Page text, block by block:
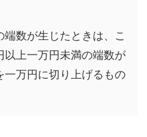
数が生じたときは、こ
以上一万円未満の端数が
一万円に切り上げるもの